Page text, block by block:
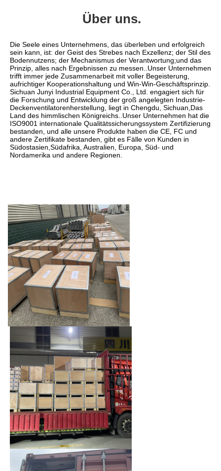
Über uns.
Die Seele eines Unternehmens, das überleben und erfolgreich
sein kann, ist: der Geist des Strebes nach Exzellenz; der Stil des
Bodennutzens; der Mechanismus der Verantwortung;und das
Prinzip, alles nach Ergebnissen zu messen..Unser Unternehmen
trifft immer jede Zusammenarbeit mit voller Begeisterung,
aufrichtiger Kooperationshaltung und Win-Win-Geschäftsprinzip.
Sichuan Junyi Industrial Equipment Co., Ltd. engagiert sich für
die Forschung und Entwicklung der groß angelegten Industrie-
Deckenventilatorenherstellung, liegt in Chengdu, Sichuan,Das
Land des himmlischen Königreichs..Unser Unternehmen hat die
ISO9001 internationale Qualitätssicherungssystem Zertifizierung
bestanden, und alle unsere Produkte haben die CE, FC und
andere Zertifikate bestanden, gibt es Fälle von Kunden in
Südostasien,Südafrika, Australien, Europa, Süd- und
Nordamerika und andere Regionen.